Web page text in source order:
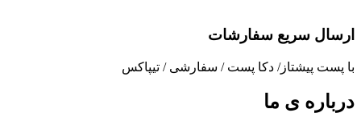
ارسال سریع سفارشات
با پست پیشتاز/ دکا پست / سفارشی / تیپاکس
درباره ی ما